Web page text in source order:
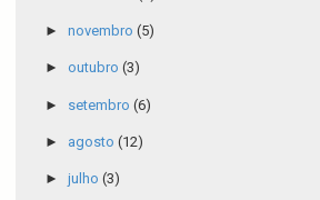
► novembro (5)
► outubro (3)
► setembro (6)
► agosto (12)
► julho (3)